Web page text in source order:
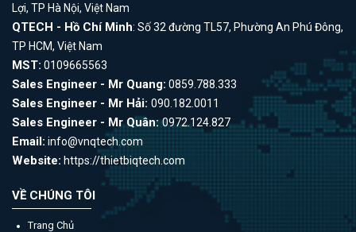
Lợi, TP Hà Nội, Việt Nam
QTECH - Hồ Chí Minh: Số 32 đường TL57, Phường An Phú Đông,
TP HCM, Việt Nam
MST: 0109665563
Sales Engineer - Mr Quang: 0859.788.333
Sales Engineer - Mr Hải: 090.182.0011
Sales Engineer - Mr Quân:0972.124.827
Email: info@vnqtech.com
Website: https://thietbiqtech.com
VỀ CHÚNG TÔI
Trang Chủ